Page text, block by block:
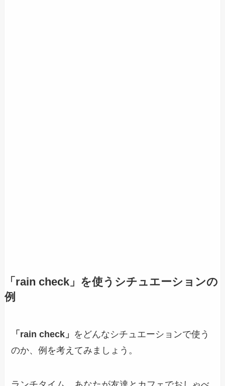
「rain check」 を使うシチュエーションの
例
「rain check」 をどんなシチュエーションで使う
のか、例を考えてみましょう。